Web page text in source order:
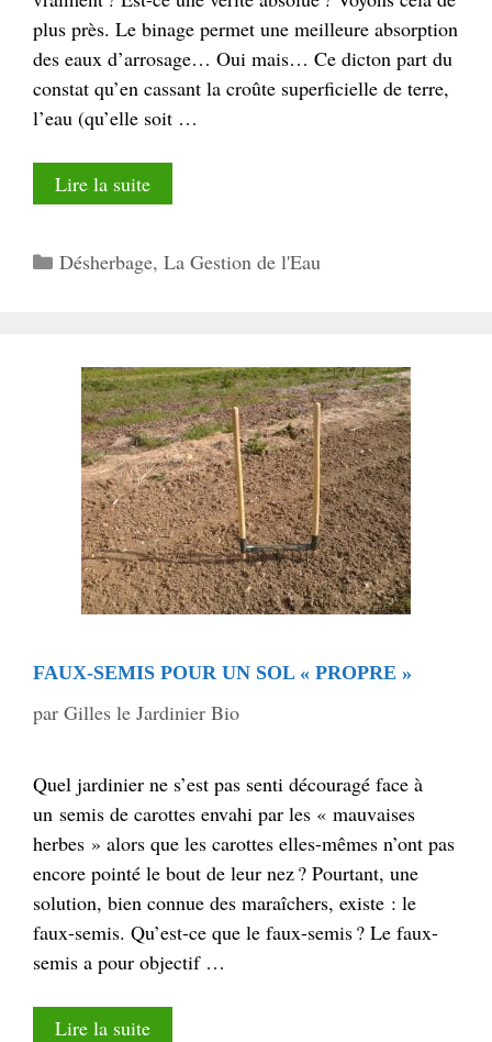
plus près. Le binage permet une meilleure absorption
des eaux d’arrosage… Oui mais… Ce dicton part du
constat qu’en cassant la croûte superficielle de terre,
l’eau (qu’elle soit …
Lire la suite
Catégories
Désherbage, La Gestion de l'Eau
FAUX-SEMIS POUR UN SOL « PROPRE »
par Gilles le Jardinier Bio
Quel jardinier ne s’est pas senti découragé face à
un semis de carottes envahi par les « mauvaises
herbes » alors que les carottes elles-mêmes n’ont pas
encore pointé le bout de leur nez ? Pourtant, une
solution, bien connue des maraîchers, existe : le
faux-semis. Qu’est-ce que le faux-semis ? Le faux-
semis a pour objectif …
Lire la suite